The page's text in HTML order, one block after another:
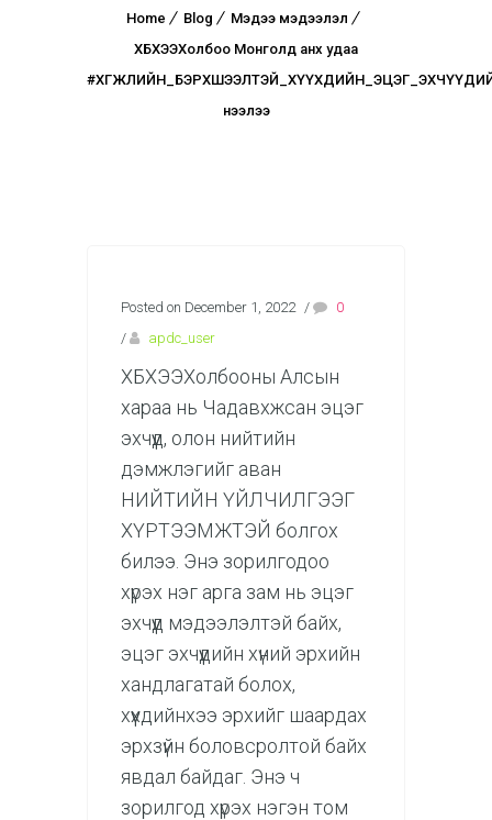
Home Blog
Мэдээ мэдээлэл
ХБХЭЭХолбоо Монголд анх удаа
нээлээ
Posted on December 1, 2022 /
0
/
apdc_user
ХБХЭЭХолбооны Алсын
хараа нь Чадавхжсан эцэг
эхчүүд, олон нийтийн
дэмжлэгийг аван
НИЙТИЙН ҮЙЛЧИЛГЭЭГ
ХҮРТЭЭМЖТЭЙ болгох
билээ. Энэ зорилгодоо
хүрэх нэг арга зам нь эцэг
эхчүүд мэдээлэлтэй байх,
эцэг эхчүүдийн хүний эрхийн
хандлагатай болох,
хүүхдийнхээ эрхийг шаардах
эрхзүйн боловсролтой байх
явдал байдаг. Энэ ч
зорилгод хүрэх нэгэн том